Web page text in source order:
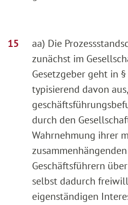
aa) Die
zunächst im
Gesetzgeber geht in §
typisierend davon
durch den
Wahrnehmung ihrer
Geschäftsführern
selbst dadurch
eigenständigen